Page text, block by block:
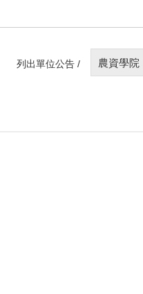
列出單位公告 / 農資學院